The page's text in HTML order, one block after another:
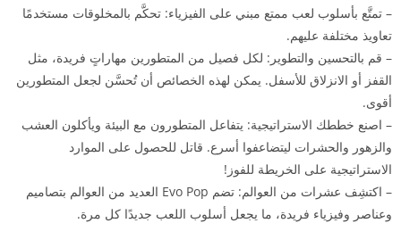
– تمتَّع بأسلوب لعب ممتع مبني على الفيزياء: تحكَّم بالمخلوقات مستخدمًا
تعاويذ مختلفة عليهم.
– قم بالتحسين والتطوير: لكل فصيل من المتطورين مهاراتٍ فريدة، مثل
القفز أو الانزلاق للأسفل. يمكن لهذه الخصائص أن تُحسَّن لجعل المتطورين
أقوى.
– اصنع خططك الاستراتيجية: يتفاعل المتطورون مع البيئة ويأكلون العشب
والزهور والحشرات ليتضاعفوا أسرع. قاتل للحصول على الموارد
الاستراتيجية على الخريطة للفوز!
– اكتشِف عشرات من العوالم: تضم Evo Pop العديد من العوالم بتصاميم
وعناصر وفيزياء فريدة، ما يجعل أسلوب اللعب جديدًا كل مرة.